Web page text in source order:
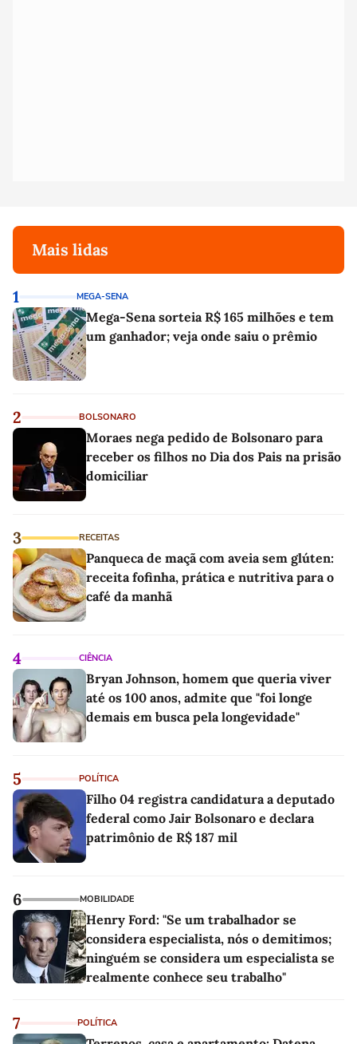
Mais lidas
1 MEGA-SENA
Mega-Sena sorteia R$ 165 milhões e tem
um ganhador; veja onde saiu o prêmio
2 BOLSONARO
Moraes nega pedido de Bolsonaro para
receber os filhos no Dia dos Pais na prisão
domiciliar
3 RECEITAS
Panqueca de maçã com aveia sem glúten:
receita fofinha, prática e nutritiva para o
café da manhã
4 CIÊNCIA
Bryan Johnson, homem que queria viver
até os 100 anos, admite que "foi longe
demais em busca pela longevidade"
5 POLÍTICA
Filho 04 registra candidatura a deputado
federal como Jair Bolsonaro e declara
patrimônio de R$ 187 mil
6 MOBILIDADE
Henry Ford: "Se um trabalhador se
considera especialista, nós o demitimos;
ninguém se considera um especialista se
realmente conhece seu trabalho"
7 POLÍTICA